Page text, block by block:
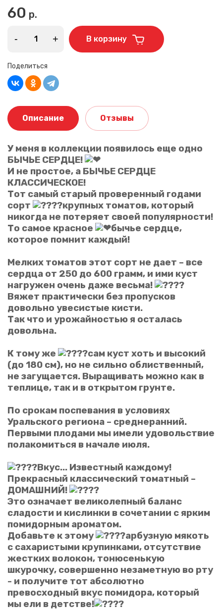
60 р.
- + В корзину
Поделиться
Описание Отзывы
У меня в коллекции появилось еще одно
БЫЧЬЕ СЕРДЦЕ!
И не простое, а БЫЧЬЕ СЕРДЦЕ
КЛАССИЧЕСКОЕ!
Тот самый старый проверенный годами
сорт
крупных томатов, который
никогда не потеряет своей популярности!
То самое красное
бычье сердце,
которое помнит каждый!
Мелких томатов этот сорт не дает – все
сердца от 250 до 600 грамм, и ими куст
нагружен очень даже весьма!
Вяжет практически без пропусков
довольно увесистые кисти.
Так что и урожайностью я осталась
довольна.
К тому же
сам куст хоть и высокий
(до 180 см), но не сильно облиственный,
не загущается. Выращивать можно как в
теплице, так и в открытом грунте.
По срокам поспевания в условиях
Уральского региона – среднеранний.
Первыми плодами мы имели удовольствие
полакомиться в начале июля.
Вкус... Известный каждому!
Прекрасный классический томатный –
ДОМАШНИЙ!
Это означает великолепный баланс
сладости и кислинки в сочетании с ярким
помидорным ароматом.
Добавьте к этому
арбузную мякоть
с сахаристыми крупинками, отсутствие
жестких волокон, тонюсенькую
шкурочку, совершенно незаметную во рту
- и получите тот абсолютно
превосходный вкус помидора, который
мы ели в детстве!
Ваше имя
Ваш отзыв
Оценка